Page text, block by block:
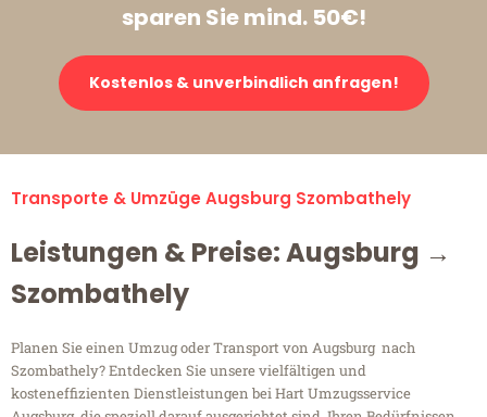
sparen Sie mind. 50€!
Kostenlos & unverbindlich anfragen!
Transporte & Umzüge Augsburg Szombathely
Leistungen & Preise: Augsburg →
Szombathely
Planen Sie einen Umzug oder Transport von Augsburg nach
Szombathely? Entdecken Sie unsere vielfältigen und
kosteneffizienten Dienstleistungen bei Hart Umzugsservice